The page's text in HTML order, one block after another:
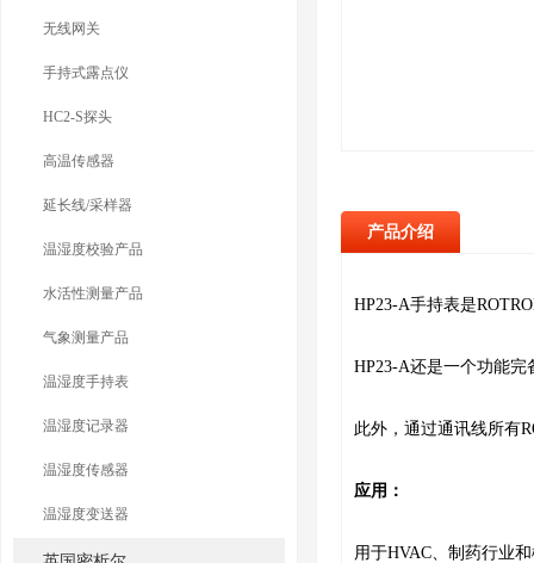
无线网关
手持式露点仪
HC2-S探头
高温传感器
延长线/采样器
温湿度校验产品
水活性测量产品
气象测量产品
温湿度手持表
温湿度记录器
温湿度传感器
温湿度变送器
产品介绍
HP23-A手持表是
HP23-A还是一个功能
此外，通过通讯线所有
应用：
用于HVAC、制药行业